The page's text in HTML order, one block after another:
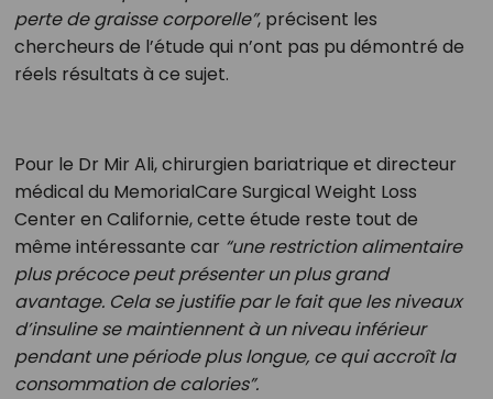
perte de graisse corporelle”, précisent les
chercheurs de l’étude qui n’ont pas pu démontré de
réels résultats à ce sujet.
Pour le Dr Mir Ali, chirurgien bariatrique et directeur
médical du MemorialCare Surgical Weight Loss
Center en Californie, cette étude reste tout de
même intéressante car “une restriction alimentaire
plus précoce peut présenter un plus grand
avantage. Cela se justifie par le fait que les niveaux
d’insuline se maintiennent à un niveau inférieur
pendant une période plus longue, ce qui accroît la
consommation de calories”.